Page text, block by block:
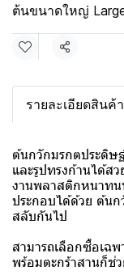
ต้นขนาดใหญ่
แชร์
รายละเอียดสินค้า
ต้นกวักมรกตประดิ
และรูปทรงก้านได้ส
งานพลาสติกหนาทน
ประกอบได้ด้วย ต้น
สลับกันไป
สามารถเลือกซื้อเฉ
พร้อมตะกร้าสานก็ช่